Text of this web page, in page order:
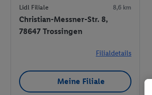
Lidl Filiale 8,6 km
Christian-Messner-Str. 8,
78647 Trossingen
Filialdetails
Meine Filiale